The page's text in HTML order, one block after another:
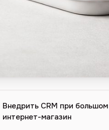
Внедрить CRM при
интернет-магазин